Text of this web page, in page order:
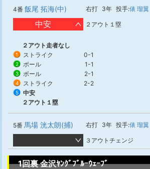
4番 飯尾 拓海(中) 右打 3年 投手:俵 瑠翼
中安 ２アウト１塁
２アウト走者なし
1 ストライク 0-1
2 ボール 1-1
3 ボール 2-1
4 ストライク 2-2
5
中安
２アウト１塁
5番 馬場 洸太朗(捕) 右打 3年 投手:俵 瑠翼
３アウトチェンジ
1回裏 金沢ﾔﾝｸﾞﾌﾞﾙｰｳｪｰﾌﾞ